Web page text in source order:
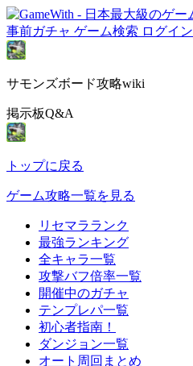
事前ガチャ ゲーム検索 ログイン
サモンズボード攻略wiki
掲示板Q&A
トップに戻る
ゲーム攻略一覧を見る
リセマラランク
最強ランキング
全キャラ一覧
攻撃バフ倍率一覧
開催中のガチャ
テンプレパ一覧
初心者指南！
ダンジョン一覧
オート周回まとめ